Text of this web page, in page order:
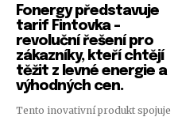
Fonergy představuje
tarif Fintovka –
revoluční řešení pro
zákazníky, kteří chtějí
těžit z levné energie a
výhodných cen.
Tento inovativní produkt spojuje